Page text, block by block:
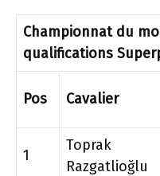
Championnat du
qualifications
Pos Cavalier
1
Toprak
Razgatlioğlu